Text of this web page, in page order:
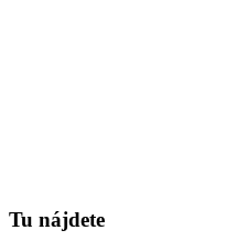
Tu nájdete